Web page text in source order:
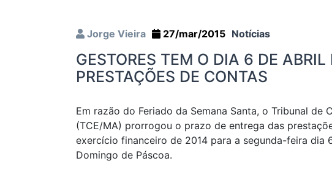
Jorge Vieira 27/mar/2015 Notícias
GESTORES TEM O DIA 6 DE
PRESTAÇÕES DE CONTAS
Em razão do Feriado da Semana Santa, o Tribunal de
(TCE/MA) prorrogou o prazo de entrega das
exercício financeiro de 2014 para a segunda-feira dia
Domingo de Páscoa.